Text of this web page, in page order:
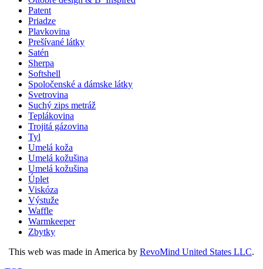
Patent
Priadze
Plavkovina
Prešívané látky
Satén
Sherpa
Softshell
Spoločenské a dámske látky
Svetrovina
Suchý zips metráž
Teplákovina
Trojitá gázovina
Tyl
Umelá koža
Umelá kožušina
Umelá kožušina
Úplet
Viskóza
Výstuže
Waffle
Warmkeeper
Zbytky
This web was made in America by RevoMind United States LLC.